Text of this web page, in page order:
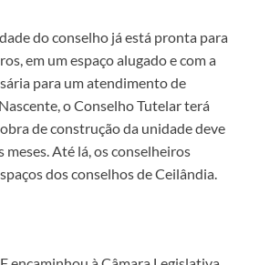
do conselho já está pronta para
em um espaço alugado e com a
para um atendimento de
o Conselho Tutelar terá
de construção da unidade deve
meses. Até lá, os conselheiros
dos conselhos de Ceilândia.